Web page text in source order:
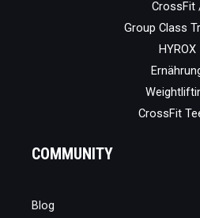
CrossFit
Group Class
HYROX
CrossFit
COMMUNITY
Blog